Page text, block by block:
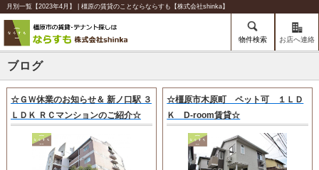
月別一覧【2023年4月】 | 橿原の賃貸のことならならすも【株式会社shinka】
物件検索 お店へ連絡
ブログ
☆ＧＷ休業のお知らせ＆ 新ノ口駅 ３
ＬＤＫ ＲＣマンションのご紹介☆
☆橿原市木原町 ペット可 １ＬＤ
Ｋ D-room賃貸☆